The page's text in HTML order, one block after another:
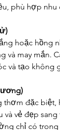
phù hợp nhu
hoặc hồng
và may mắn.
và tạo không
đặc biệt,
và vẻ đẹp
chỉ có